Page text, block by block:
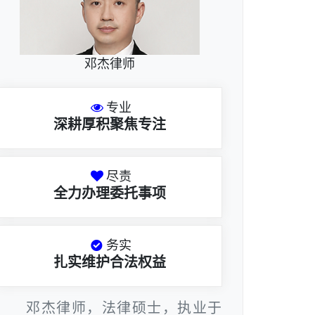
邓杰律师
专业
深耕厚积聚焦专注
尽责
全力办理委托事项
务实
扎实维护合法权益
邓杰律师，法律硕士，执业于